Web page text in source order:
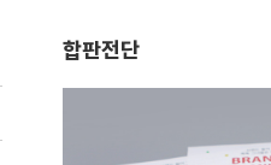
합판전단